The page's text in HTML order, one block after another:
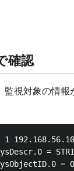
確認
監視対象の情報
1
=
=